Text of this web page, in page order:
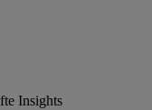
Insights